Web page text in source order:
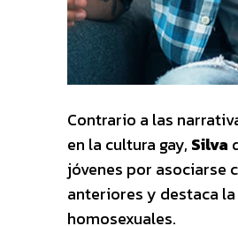
Contrario a las
en la cultura gay, Silva
jóvenes por asociarse
anteriores y destaca
homosexuales.